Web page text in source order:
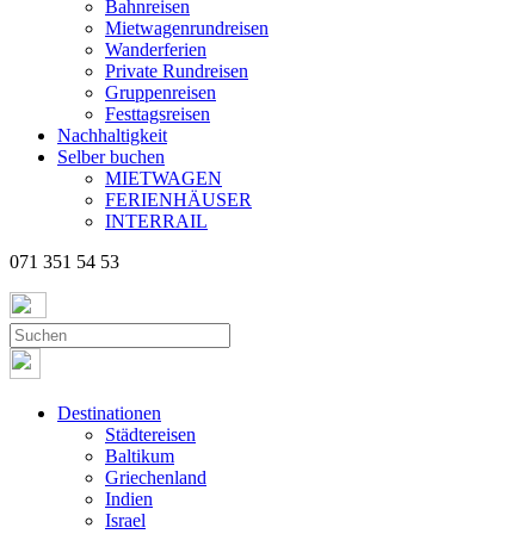
Bahnreisen
Mietwagenrundreisen
Wanderferien
Private Rundreisen
Gruppenreisen
Festtagsreisen
Nachhaltigkeit
Selber buchen
MIETWAGEN
FERIENHÄUSER
INTERRAIL
071 351 54 53
Destinationen
Städtereisen
Baltikum
Griechenland
Indien
Israel